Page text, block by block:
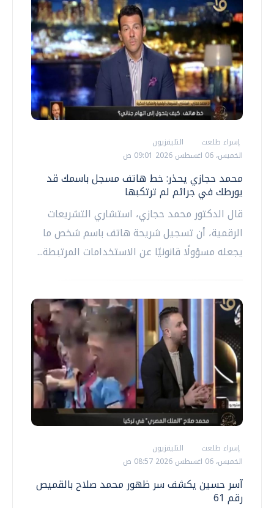
إسراء طلعت
التليفزيون
الخميس، 06 اغسطس 2026 09:01 ص
محمد حجازي يحذر: خط هاتف مسجل باسمك قد
يورطك في جرائم لم ترتكبها
قال الدكتور محمد حجازي، استشاري التشريعات
الرقمية، أن تسجيل شريحة هاتف باسم شخص ما
يجعله مسؤولًا قانونيًا عن الاستخدامات المرتبطة...
إسراء طلعت
التليفزيون
الخميس، 06 اغسطس 2026 08:57 ص
آسر حسين يكشف سر ظهور محمد صلاح بالقميص
رقم 61